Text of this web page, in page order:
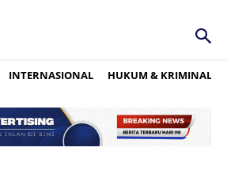
INTERNASIONAL HUKUM & KRIMINAL